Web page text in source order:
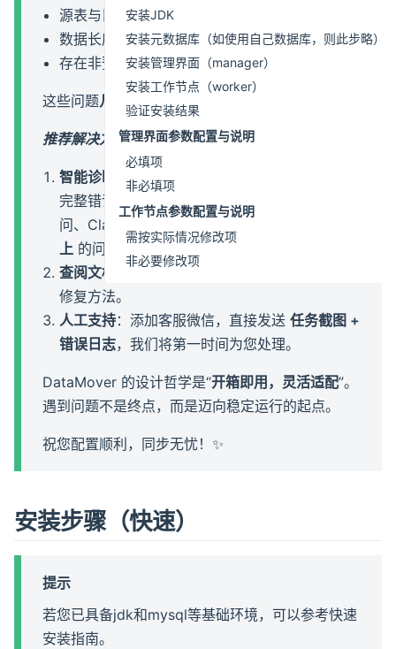
源表与目标表字段类型不匹配
数据长度超出目标字段限制
存在非预期的空值、特殊字符或格式
这些问题几乎都可以通过调整配置轻松解决
推荐解决方案：
智能诊断
：在任务「更多操作」中下载日志，将
完整错误信息发送给任意 AI 助手（如通义千
问、Claude 等），可快速定位并解决
上 的问题。
查阅文档
：常见问题汇总
修复方法。
人工支持：添加客服微信，直接发送任务截图 +
错误日志，我们将第一时间为您处理。
DataMover 的设计哲学是“开箱即用，灵活适配”。
遇到问题不是终点，而是迈向稳定运行的起点。
祝您配置顺利，同步无忧！✨
安装步骤（快速）
提示
若您已具备jdk和mysql等基础环境，可以参考快速
安装指南。
安装JDK
安装元数据库（如使用自己数据库，则此步略）
安装管理界面（manager）
安装工作节点（worker）
验证安装结果
管理界面参数配置与说明
必填项
非必填项
工作节点参数配置与说明
需按实际情况修改项
非必要修改项